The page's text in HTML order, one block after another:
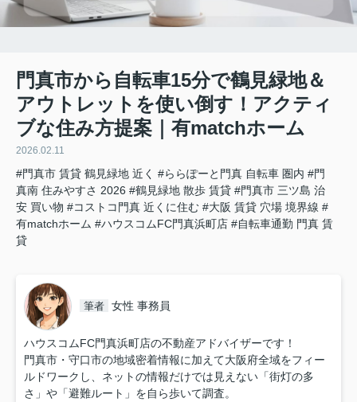
門真市から自転車15分で鶴見緑地＆
アウトレットを使い倒す！アクティ
ブな住み方提案｜有matchホーム
2026.02.11
#門真市 賃貸 鶴見緑地 近く #ららぽーと門真 自転車 圏内 #門
真南 住みやすさ 2026 #鶴見緑地 散歩 賃貸 #門真市 三ツ島 治
安 買い物 #コストコ門真 近くに住む #大阪 賃貸 穴場 境界線 #
有matchホーム #ハウスコムFC門真浜町店 #自転車通勤 門真 賃
貸
筆者 女性 事務員
ハウスコムFC門真浜町店の不動産アドバイザーです！
門真市・守口市の地域密着情報に加えて大阪府全域をフィー
ルドワークし、ネットの情報だけでは見えない「街灯の多
さ」や「避難ルート」を自ら歩いて調査。